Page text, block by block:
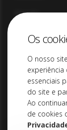
Morada
Edifício Atenas,
4930-594
Portugal
Contactos
(+351) 251 821 411
Chamada para
RNAVT 4278
Os
O nosso
experiência
essenciais
do site e
Ao
de cookies